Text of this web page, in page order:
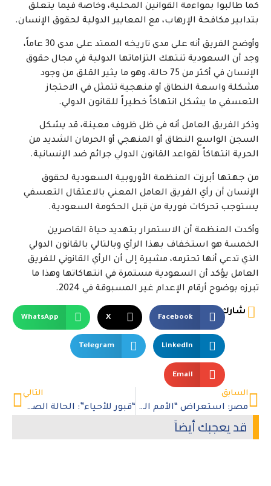
كما طالبوا بمواءمة القوانين المحلية، وخاصة فيما يتعلق
بتدابير مكافحة الإرهاب، مع المعايير الدولية لحقوق الإنسان.
وأوضح الفريق أنه على مدى تاريخه الممتد على مدى 30 عاماً،
وجد أن السعودية تنتهك التزاماتها الدولية في مجال حقوق
الإنسان في أكثر من 75 حالة، وهو ما يثير القلق من وجود
مشكلة واسعة النطاق أو منهجية تتمثل في الاحتجاز
التعسفي ما يشكل انتهاكاً خطيراً للقانون الدولي.
وذكر الفريق العامل أنه في ظل ظروف معينة، قد يشكل
السجن الواسع النطاق أو المنهجي أو الحرمان الشديد من
الحرية انتهاكاً لقواعد القانون الدولي جرائم ضد الإنسانية.
من جهتها أبرزت المنظمة الأوروبية السعودية لحقوق
الإنسان أن رأي الفريق العامل المعني بالاعتقال التعسفي
يستوجب تحركات فورية من قبل الحكومة السعودية.
وأكدت المنظمة أن الاستمرار بتهديد حياة القاصرين
الخمسة هو استخفاف بهذا الرأي وبالتالي بالقانون الدولي
الذي تدعي أنها تحترمه، مشيرة إلى أن الرأي القانوني للفريق
العامل يؤكد أن السعودية مستمرة في انتهاكاتها وهذا ما
تبرزه بوضوح أرقام الإعدام غير المسبوقة في 2024.
شارك
Facebook
X
WhatsApp
LinkedIn
Telegram
Email
السابق
مصر: استعراض “الأمم المتحدة” يُبرز مخاوف حقوقية رئيسية
التالي
“قبور للأحياء”: الحالة الصحية التي يخرج بها المعتقلون الفلسطينيون من سجون إسرائيل تعكس تعذيبًا وتجويعًا ممنهجًا
قد يعجبك أيضاً